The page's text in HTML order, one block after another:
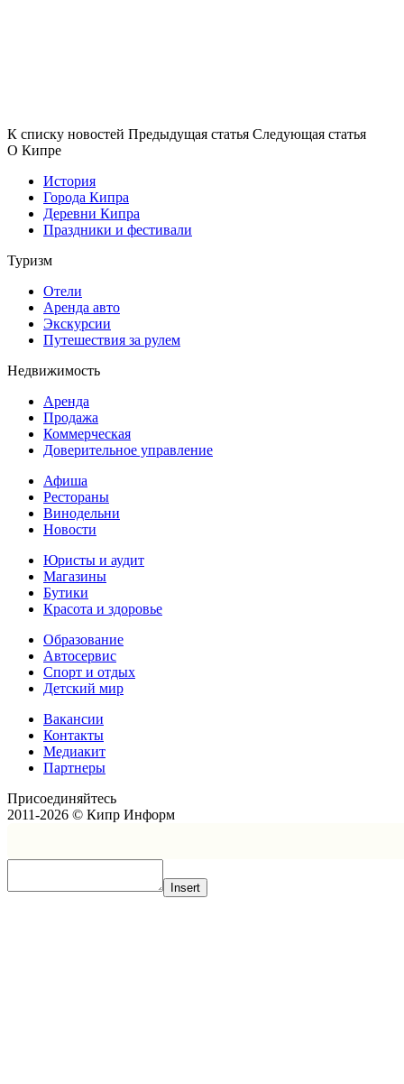
К списку новостей Предыдущая статья Следующая статья
О Кипре
История
Города Кипра
Деревни Кипра
Праздники и фестивали
Туризм
Отели
Аренда авто
Экскурсии
Путешествия за рулем
Недвижимость
Аренда
Продажа
Коммерческая
Доверительное управление
Афиша
Рестораны
Винодельни
Новости
Юристы и аудит
Магазины
Бутики
Красота и здоровье
Образование
Автосервис
Спорт и отдых
Детский мир
Вакансии
Контакты
Медиакит
Партнеры
Присоединяйтесь
2011-2026 © Кипр Информ
Insert